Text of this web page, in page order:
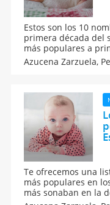
Estos son los 10
primera década del
más populares a
nombres de niña
década del siglo
Azucena Zarzuela,
Te ofrecemos una
más populares en
más sonaban en la
España. Nombres